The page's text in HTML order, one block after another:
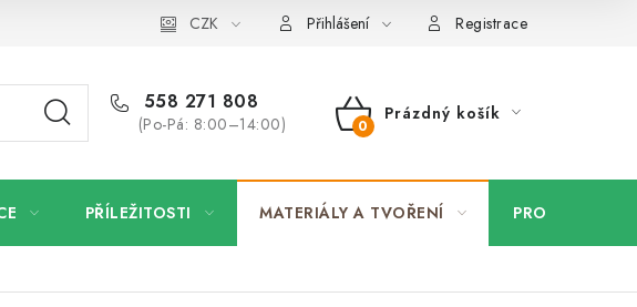
Pro firmy Velkoobchod Kontakt
CZK Přihlášení Registrace
558 271 808
(Po-Pá: 8:00–14:00)
NÁKUPNÍ
Prázdný košík
PŘÍLEŽITOSTI MATERIÁLY A TVOŘENÍ PRO FIRMY